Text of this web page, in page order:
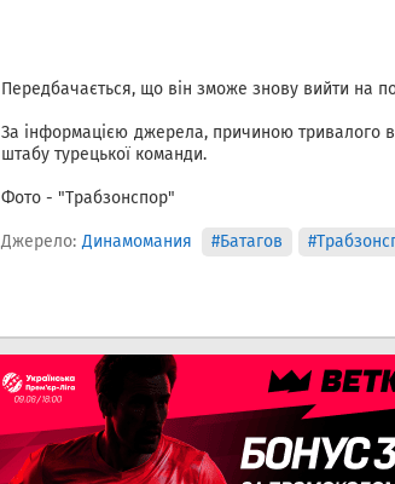
Передбачається, що він зможе знову вийти на
За інформацією джерела, причиною тривалого
штабу турецької команди.
Фото - "Трабзонспор"
Джерело: Динамомания #Батагов